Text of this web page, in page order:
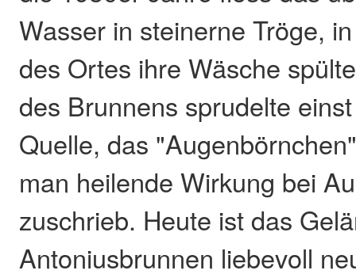
Wasser in steinerne Tröge,
des Ortes ihre Wäsche
des Brunnens sprudelte
Quelle, das
man heilende Wirkung bei
zuschrieb. Heute ist das
Antoniusbrunnen liebevoll